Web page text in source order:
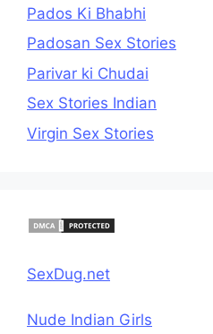
Pados Ki Bhabhi
Padosan Sex Stories
Parivar ki Chudai
Sex Stories Indian
Virgin Sex Stories
SexDug.net
Nude Indian Girls